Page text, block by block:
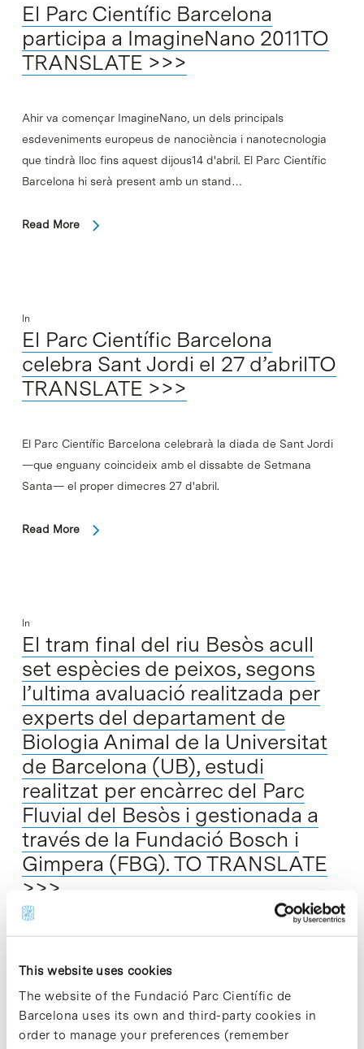
This website uses cookies
The website of the Fundació Parc Científic de
Barcelona uses its own and third-party cookies in
order to manage your preferences (remember
El Parc Científic Barcelona
participa a ImagineNano 2011TO
TRANSLATE >>>
Ahir va començar ImagineNano, un dels principals
esdeveniments europeus de nanociència i nanotecnologia
que tindrà lloc fins aquest dijous14 d'abril. El Parc Científic
Barcelona hi serà present amb un stand…
Read More
In
El Parc Científic Barcelona
celebra Sant Jordi el 27 d’abrilTO
TRANSLATE >>>
El Parc Científic Barcelona celebrarà la diada de Sant Jordi
—que enguany coincideix amb el dissabte de Setmana
Santa— el proper dimecres 27 d'abril.
Read More
In
El tram final del riu Besòs acull
set espècies de peixos, segons
l’ultima avaluació realitzada per
experts del departament de
Biologia Animal de la Universitat
de Barcelona (UB), estudi
realitzat per encàrrec del Parc
Fluvial del Besòs i gestionada a
través de la Fundació Bosch i
Gimpera (FBG). TO TRANSLATE
>>>
segons l'ultima avaluació realitzada per experts del